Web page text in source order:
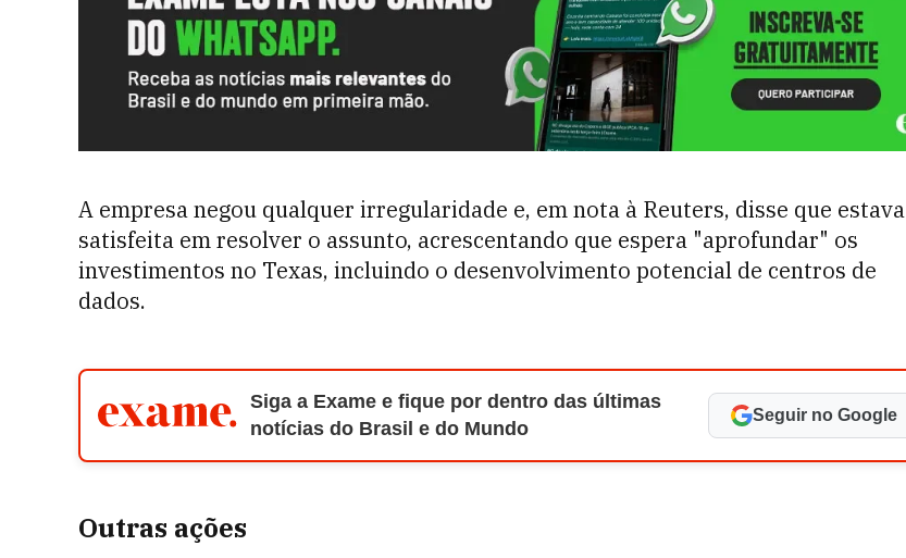
A empresa negou qualquer irregularidade e, em nota à Reuters, disse que estava
satisfeita em resolver o assunto, acrescentando que espera "aprofundar" os
investimentos no Texas, incluindo o desenvolvimento potencial de centros de
dados.
Siga a Exame e fique por dentro das últimas
notícias do Brasil e do Mundo
Seguir no Google
Outras ações